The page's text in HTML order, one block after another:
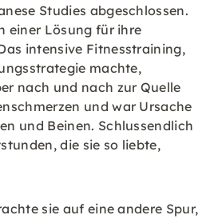
Studies abgeschlossen.
einer Lösung für ihre
intensive Fitnesstraining,
machte,
nach und nach zur Quelle
und war Ursache
und Beinen. Schlussendlich
die sie so liebte,
sie auf eine andere Spur,